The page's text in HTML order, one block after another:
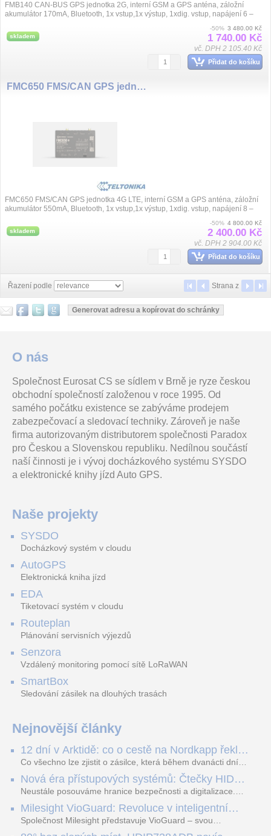
FMB140 CAN-BUS GPS jednotka 2G, interní GSM a GPS anténa, záložní
akumulátor 170mA, Bluetooth, 1x vstup,1x výstup, 1xdig. vstup, napájení 6 –
skladem
-50% 3 480.00 Kč
1 740.00 Kč
vč. DPH 2 105.40 Kč
Přidat do košíku
FMC650 FMS/CAN GPS jednotka 4G LTE
FMC650 FMS/CAN GPS jednotka 4G LTE, interní GSM a GPS anténa, záložní
akumulátor 550mA, Bluetooth, 1x vstup,1x výstup, 1xdig. vstup, napájení 8 –
skladem
-50% 4 800.00 Kč
2 400.00 Kč
vč. DPH 2 904.00 Kč
Přidat do košíku
Řazení podle Strana z
O nás
Společnost Eurosat CS se sídlem v Brně je ryze českou
obchodní společností založenou v roce 1995. Od
samého počátku existence se zabýváme prodejem
zabezpečovací a sledovací techniky. Zároveň je naše
firma autorizovaným distributorem společnosti Paradox
pro Českou a Slovenskou republiku. Nedílnou součástí
naší činnosti je i vývoj docházkového systému SYSDO
a elektronické knihy jízd Auto GPS.
Naše projekty
SYSDO
Docházkový systém v cloudu
AutoGPS
Elektronická kniha jízd
EDA
Tiketovací systém v cloudu
Routeplan
Plánování servisních výjezdů
Senzora
Vzdálený monitoring pomocí sítě LoRaWAN
SmartBox
Sledování zásilek na dlouhých trasách
Nejnovější články
12 dní v Arktidě: co o cestě na Nordkapp řekla
data ze SMARTBOX 2 MAX
Co všechno lze zjistit o zásilce, která během dvanácti dní
projede Arktidou? SMARTBOX 2 MAX jsme vzali na trasu z
Tromsø přes Lofoty, Kirunu a finské Laponsko až na
Nordkapp. Bez jediného dobití, v mrazu až −13 °C a mimo
otřesy i náklon. Výsledkem není jen čára na mapě, ale
podrobný datový příběh celé cesty.
Nová éra přístupových systémů: Čtečky HID
Signo
Neustále posouváme hranice bezpečnosti a digitalizace.
v oblasti kontroly přístupu – moderní a vysoce univerzální
čtečky HID Signo.
Milesight VioGuard: Revoluce v inteligentní
detekci dopravních přestupků
Společnost Milesight představuje VioGuard – svou